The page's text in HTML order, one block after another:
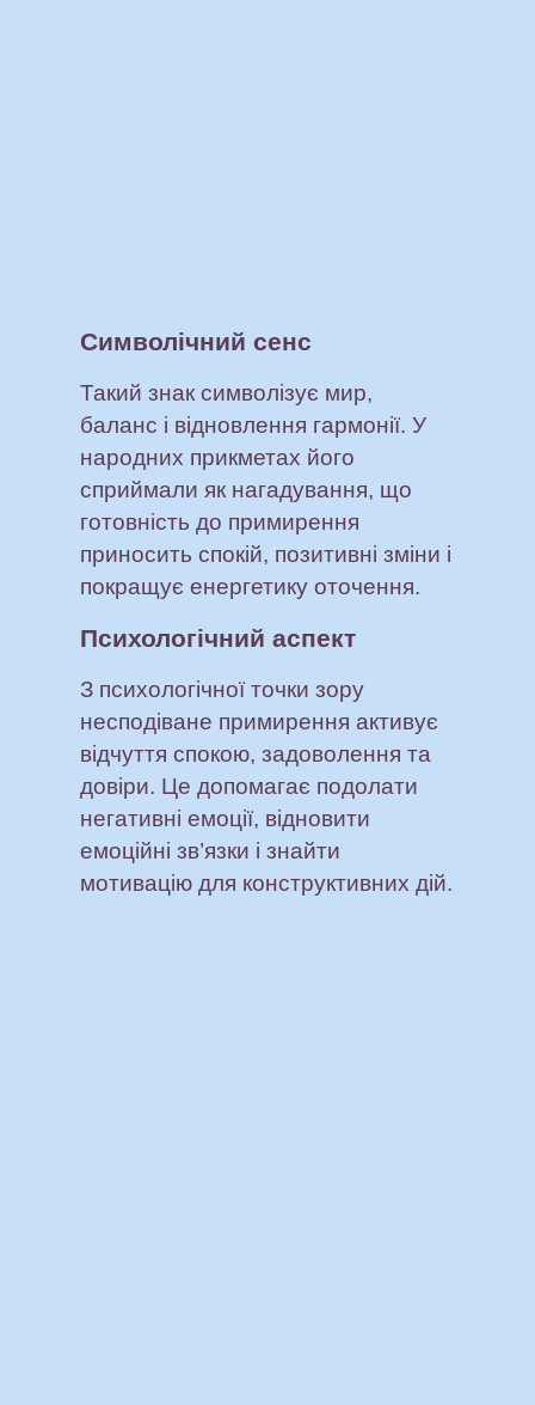
Символічний сенс
Такий знак символізує мир,
баланс і відновлення гармонії. У
народних прикметах його
сприймали як нагадування, що
готовність до примирення
приносить спокій, позитивні зміни і
покращує енергетику оточення.
Психологічний аспект
З психологічної точки зору
несподіване примирення активує
відчуття спокою, задоволення та
довіри. Це допомагає подолати
негативні емоції, відновити
емоційні зв’язки і знайти
мотивацію для конструктивних дій.